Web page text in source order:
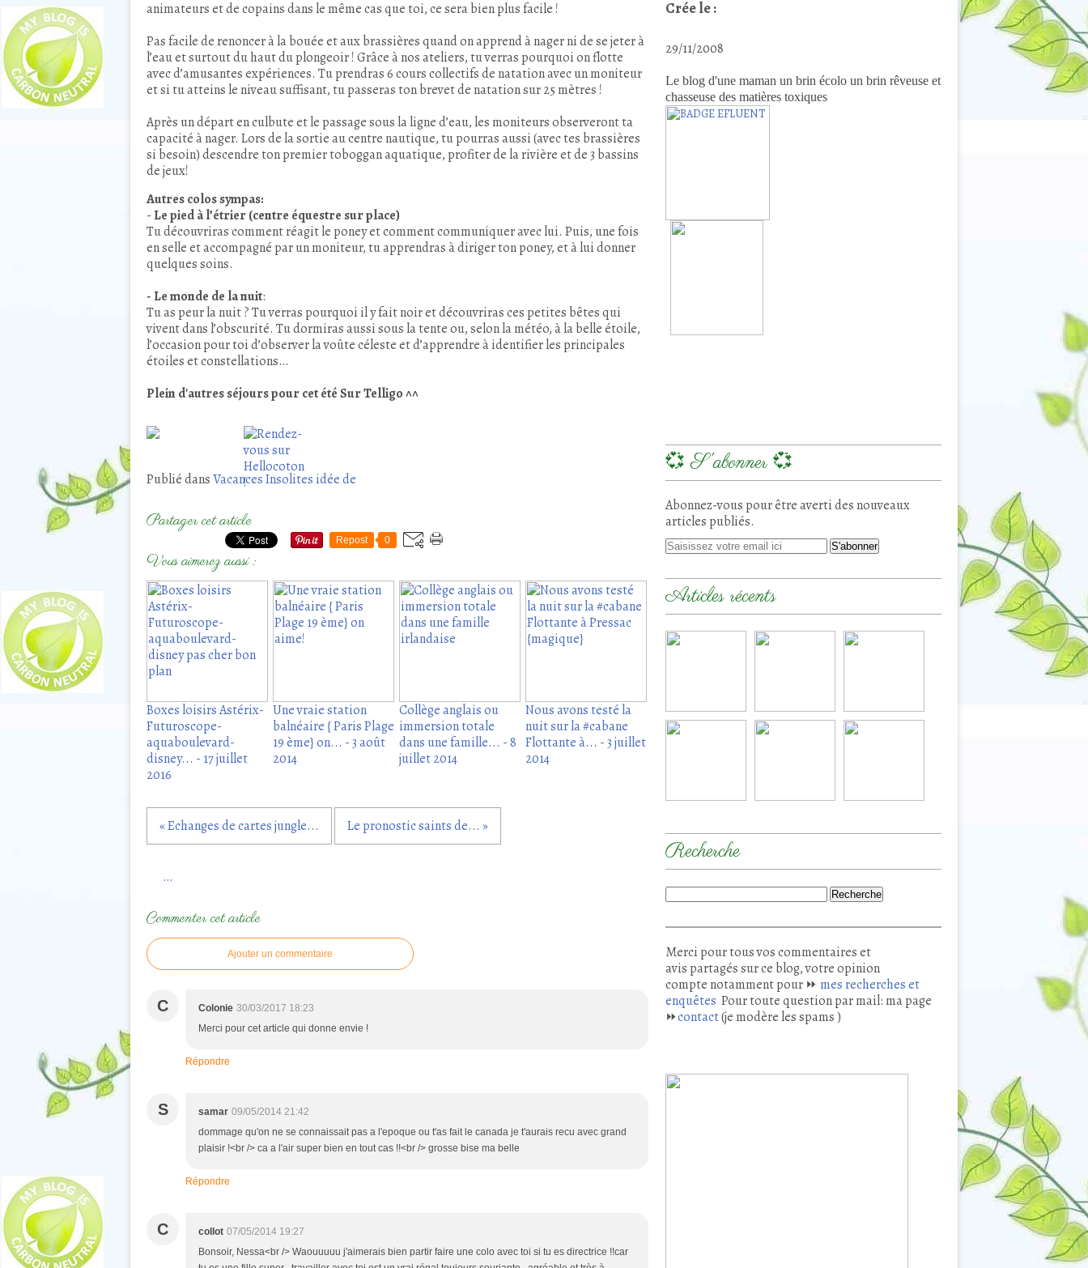
animateurs et de copains dans le même cas que toi, ce sera bien plus facile !
Pas facile de renoncer à la bouée et aux brassières quand on apprend à nager ni de se jeter à
l’eau et surtout du haut du plongeoir ! Grâce à nos ateliers, tu verras pourquoi on flotte
avec d’amusantes expériences. Tu prendras 6 cours collectifs de natation avec un moniteur
et si tu atteins le niveau suffisant, tu passeras ton brevet de natation sur 25 mètres !
Après un départ en culbute et le passage sous la ligne d’eau, les moniteurs observeront ta
capacité à nager. Lors de la sortie au centre nautique, tu pourras aussi (avec tes brassières
si besoin) descendre ton premier toboggan aquatique, profiter de la rivière et de 3 bassins
de jeux!
Autres colos sympas:
- Le pied à l’étrier (centre équestre sur place)
Tu découvriras comment réagit le poney et comment communiquer avec lui. Puis, une fois
en selle et accompagné par un moniteur, tu apprendras à diriger ton poney, et à lui donner
quelques soins.
- Le monde de la nuit:
Tu as peur la nuit ? Tu verras pourquoi il y fait noir et découvriras ces petites bêtes qui
vivent dans l’obscurité. Tu dormiras aussi sous la tente ou, selon la météo, à la belle étoile,
l’occasion pour toi d’observer la voûte céleste et d’apprendre à identifier les principales
étoiles et constellations…
Plein d'autres séjours pour cet été Sur Telligo ^^
Publié dansVacances Insolites idée de
Partager cet article
Repost 0
Vous aimerez aussi :
Boxes loisirs Astérix-
Futuroscope-
aquaboulevard-
disney... - 17 juillet
2016
Une vraie station
balnéaire { Paris Plage
19 ème} on... - 3 août
2014
Collège anglais ou
immersion totale
dans une famille... - 8
juillet 2014
Nous avons testé la
nuit sur la #cabane
Flottante à... - 3 juillet
2014
« Echanges de cartes jungle... Le pronostic saints de... »
…
Commenter cet article
Ajouter un commentaire
C Colonie 30/03/2017 18:23
Merci pour cet article qui donne envie !
Répondre
S samar 09/05/2014 21:42
dommage qu'on ne se connaissait pas a l'epoque ou t'as fait le canada je t'aurais recu avec grand
plaisir !<br /> ca a l'air super bien en tout cas !!<br /> grosse bise ma belle
Répondre
C collot 07/05/2014 19:27
Bonsoir, Nessa<br /> Waouuuuu j'aimerais bien partir faire une colo avec toi si tu es directrice !!car
Crée le :
29/11/2008
Le blog d'une maman un brin écolo un brin rêveuse et
chasseuse des matières toxiques
💞 S'abonner 💞
Abonnez-vous pour être averti des nouveaux
articles publiés.
Articles récents
Recherche
Merci pour tous vos commentaires et
avis partagés sur ce blog, votre opinion
compte notamment pour ⏩ mes recherches et
enquêtes Pour toute question par mail: ma page
⏩contact(je modère les spams )